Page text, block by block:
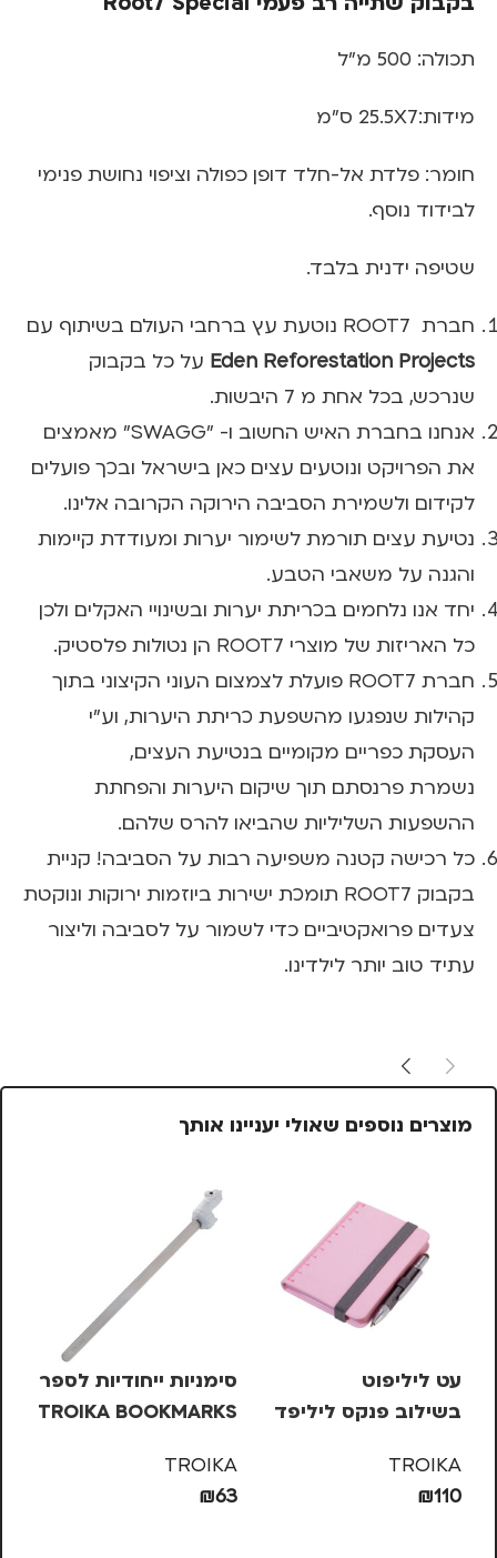
תכולה: 500 מ"ל
מידות:25.5X7 ס"מ
חומר: פלדת אל-חלד דופן כפולה וציפוי נחושת פנימי
לבידוד נוסף.
שטיפה ידנית בלבד.
חברת ROOT7 נוטעת עץ ברחבי העולם בשיתוף עם
Eden Reforestation Projects על כל בקבוק
שנרכש, בכל אחת מ 7 היבשות.
אנחנו בחברת האיש החשוב ו- "SWAGG" מאמצים
את הפרויקט ונוטעים עצים כאן בישראל ובכך פועלים
לקידום ולשמירת הסביבה הירוקה הקרובה אלינו.
נטיעת עצים תורמת לשימור יערות ומעודדת קיימות
והגנה על משאבי הטבע.
יחד אנו נלחמים בכריתת יערות ובשינויי האקלים ולכן
כל האריזות של מוצרי ROOT7 הן נטולות פלסטיק.
חברת ROOT7 פועלת לצמצום העוני הקיצוני בתוך
קהילות שנפגעו מהשפעת כריתת היערות, וע"י
העסקת כפריים מקומיים בנטיעת העצים,
נשמרת פרנסתם תוך שיקום היערות והפחתת
ההשפעות השליליות שהביאו להרס שלהם.
כל רכישה קטנה משפיעה רבות על הסביבה! קניית
בקבוק ROOT7 תומכת ישירות ביוזמות ירוקות ונוקטת
צעדים פרואקטיביים כדי לשמור על לסביבה וליצור
עתיד טוב יותר לילדינו.
מוצרים נוספים שאולי יעניינו אותך
עט ליליפוט
בשילוב פנקס ליליפד
TROIKA
₪110
סימניות ייחודיות לספר
TROIKA BOOKMARKS
TROIKA
₪63